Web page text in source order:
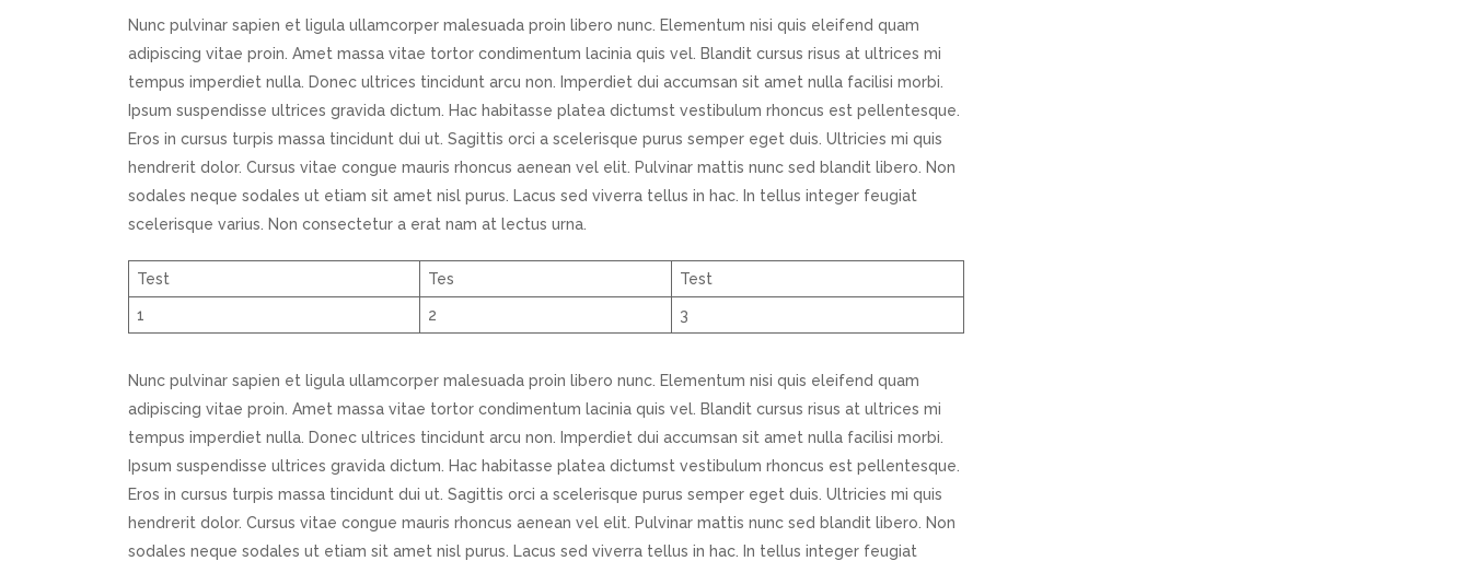
Nunc pulvinar sapien et ligula ullamcorper malesuada proin libero nunc. Elementum nisi quis eleifend quam
adipiscing vitae proin. Amet massa vitae tortor condimentum lacinia quis vel. Blandit cursus risus at ultrices mi
tempus imperdiet nulla. Donec ultrices tincidunt arcu non. Imperdiet dui accumsan sit amet nulla facilisi morbi.
Ipsum suspendisse ultrices gravida dictum. Hac habitasse platea dictumst vestibulum rhoncus est pellentesque.
Eros in cursus turpis massa tincidunt dui ut. Sagittis orci a scelerisque purus semper eget duis. Ultricies mi quis
hendrerit dolor. Cursus vitae congue mauris rhoncus aenean vel elit. Pulvinar mattis nunc sed blandit libero. Non
sodales neque sodales ut etiam sit amet nisl purus. Lacus sed viverra tellus in hac. In tellus integer feugiat
scelerisque varius. Non consectetur a erat nam at lectus urna.
Test Tes Test
1 2 3
Nunc pulvinar sapien et ligula ullamcorper malesuada proin libero nunc. Elementum nisi quis eleifend quam
adipiscing vitae proin. Amet massa vitae tortor condimentum lacinia quis vel. Blandit cursus risus at ultrices mi
tempus imperdiet nulla. Donec ultrices tincidunt arcu non. Imperdiet dui accumsan sit amet nulla facilisi morbi.
Ipsum suspendisse ultrices gravida dictum. Hac habitasse platea dictumst vestibulum rhoncus est pellentesque.
Eros in cursus turpis massa tincidunt dui ut. Sagittis orci a scelerisque purus semper eget duis. Ultricies mi quis
hendrerit dolor. Cursus vitae congue mauris rhoncus aenean vel elit. Pulvinar mattis nunc sed blandit libero. Non
sodales neque sodales ut etiam sit amet nisl purus. Lacus sed viverra tellus in hac. In tellus integer feugiat